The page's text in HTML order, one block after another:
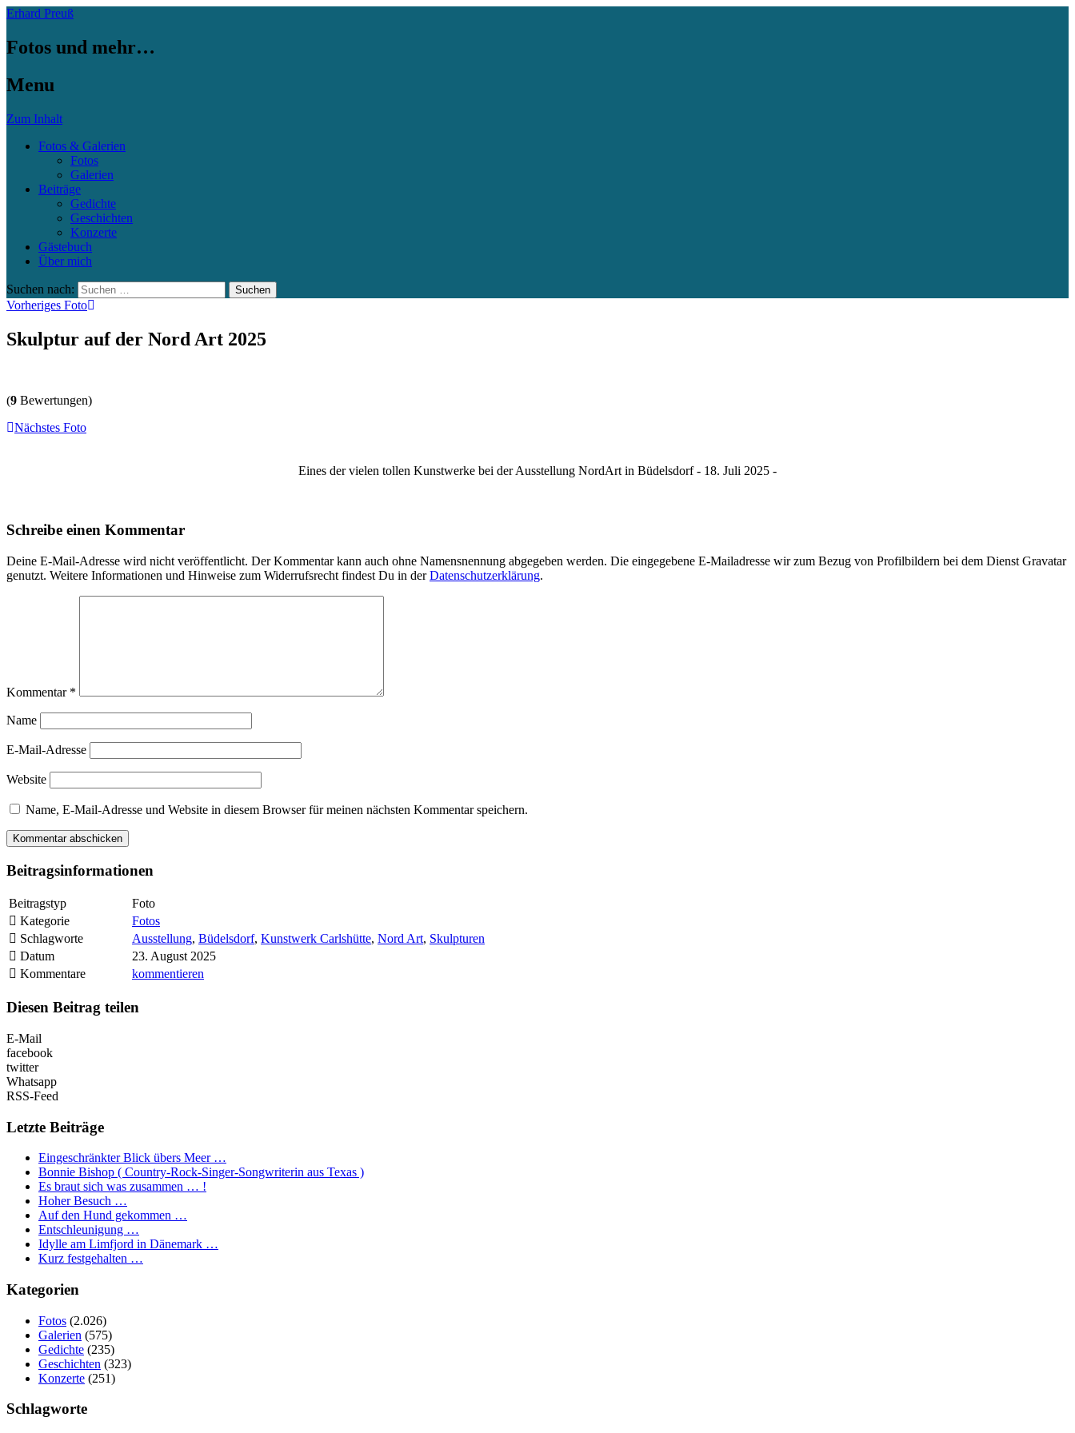
Erhard Preuß
Fotos und mehr…
Menu
Zum Inhalt
Fotos & Galerien
Fotos
Galerien
Beiträge
Gedichte
Geschichten
Konzerte
Gästebuch
Über mich
Suchen nach:
Vorheriges Foto
Skulptur auf der Nord Art 2025
(9 Bewertungen)
Nächstes Foto
Eines der vielen tollen Kunstwerke bei der Ausstellung NordArt in Büdelsdorf - 18. Juli 2025 -
Schreibe einen Kommentar
Deine E-Mail-Adresse wird nicht veröffentlicht. Der Kommentar kann auch ohne Namensnennung abgegeben werden. Die eingegebene E-Mailadresse wir zum Bezug von Profilbildern bei dem Dienst Gravatar
genutzt. Weitere Informationen und Hinweise zum Widerrufsrecht findest Du in derDatenschutzerklärung.
Kommentar *
Name
E-Mail-Adresse
Website
Name, E-Mail-Adresse und Website in diesem Browser für meinen nächsten Kommentar speichern.
Beitragsinformationen
Beitragstyp
Foto
Kategorie
Fotos
Schlagworte
Ausstellung, Büdelsdorf, Kunstwerk Carlshütte, Nord Art, Skulpturen
Datum
23. August 2025
Kommentare
kommentieren
Diesen Beitrag teilen
E-Mail
facebook
twitter
Whatsapp
RSS-Feed
Letzte Beiträge
Eingeschränkter Blick übers Meer …
Bonnie Bishop ( Country-Rock-Singer-Songwriterin aus Texas )
Es braut sich was zusammen … !
Hoher Besuch …
Auf den Hund gekommen …
Entschleunigung …
Idylle am Limfjord in Dänemark …
Kurz festgehalten …
Kategorien
Fotos (2.026)
Galerien (575)
Gedichte (235)
Geschichten (323)
Konzerte (251)
Schlagworte